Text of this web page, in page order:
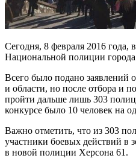
Сегодня, 8 февраля 2016 года,
Национальной полиции
Всего было подано заявлений
и области, но после отбора и
пройти дальше лишь 303
конкурсе было 10 человек на
Важно отметить, что из 303
участники боевых действий
в новой полиции Херсона 61.